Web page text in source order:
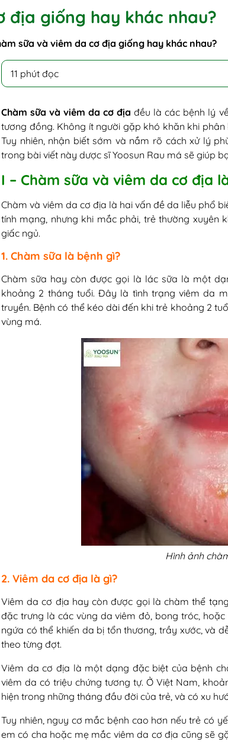
địa giống hay khác nhau?
sữa và viêm da cơ địa giống hay khác nhau?
11 phút đọc
Chàm sữa và viêm da cơ địa đều là các bệnh lý
tương đồng. Không ít người gặp khó khăn khi
Tuy nhiên, nhận biết sớm và nắm rõ cách xử lý
trong bài viết này dược sĩ Yoosun Rau má sẽ giúp
I – Chàm sữa và viêm da cơ địa
Chàm và viêm da cơ địa là hai vấn đề da liễu phổ
tính mạng, nhưng khi mắc phải, trẻ thường
giấc ngủ.
1. Chàm sữa là bệnh gì?
Chàm sữa hay còn được gọi là lác sữa là một
khoảng 2 tháng tuổi. Đây là tình trạng viêm da
truyền. Bệnh có thể kéo dài đến khi trẻ khoảng 2
vùng má.
Hình ảnh
2. Viêm da cơ địa là gì?
Viêm da cơ địa hay còn được gọi là chàm thể
đặc trưng là các vùng da viêm đỏ, bong tróc,
ngứa có thể khiến da bị tổn thương, trầy xước, và
theo từng đợt.
Viêm da cơ địa là một dạng đặc biệt của bệnh
viêm da có triệu chứng tương tự. Ở Việt Nam,
hiện trong những tháng đầu đời của trẻ, và có xu
Tuy nhiên, nguy cơ mắc bệnh cao hơn nếu trẻ có
em có cha hoặc mẹ mắc viêm da cơ địa cũng sẽ